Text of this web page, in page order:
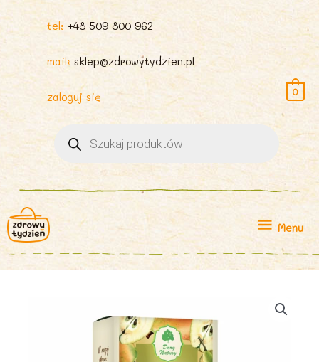
tel: +48 509 800 962
mail: sklep@zdrowytydzien.pl
zaloguj się
produktów
0
Menu
Menu